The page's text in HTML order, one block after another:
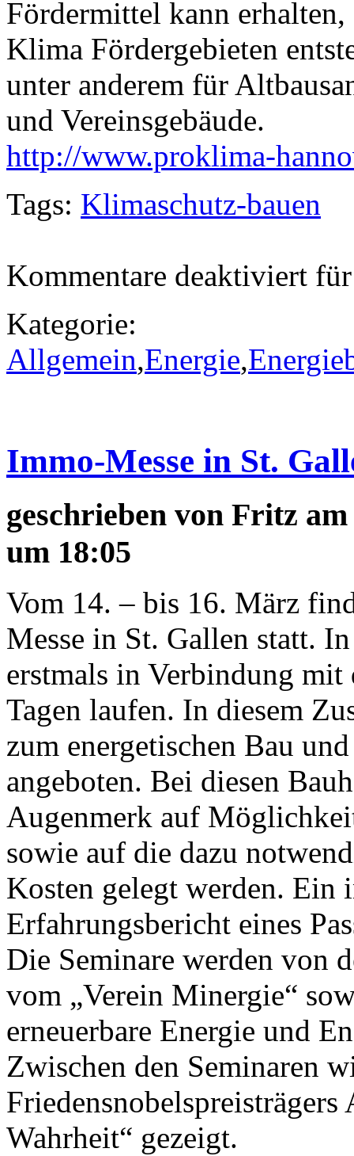
Fördermittel kann
Klima Fördergebieten
unter anderem für
und Vereinsgebäude.
http://www.proklima-
Tags: Klimaschutz-bauen
Kommentare deaktiviert
Kategorie:
Allgemein,Energie,
Immo-Messe in St.
geschrieben von Fritz
um 18:05
Vom 14. – bis 16. März
Messe in St. Gallen statt.
erstmals in Verbindung
Tagen laufen. In diesem
zum energetischen Bau
angeboten. Bei diesen
Augenmerk auf
sowie auf die dazu
Kosten gelegt werden. Ein
Erfahrungsbericht eines
Die Seminare werden von
vom „Verein Minergie“
erneuerbare Energie und
Zwischen den Seminaren
Wahrheit“ gezeigt.